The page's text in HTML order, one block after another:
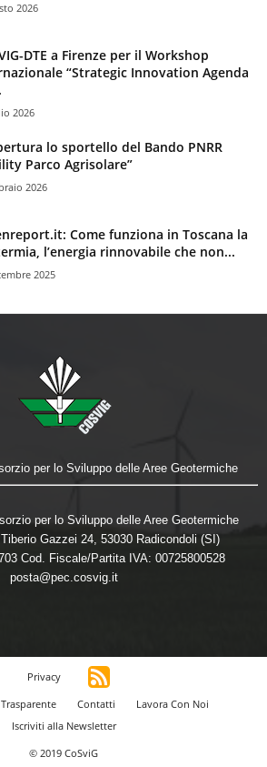
2026
DTE a Firenze per il Workshop
“Strategic Innovation Agenda
2026
lo sportello del Bando PNRR
Parco Agrisolare”
2026
Come funziona in Toscana la
l’energia rinnovabile che non...
2025
per lo Sviluppo delle Aree Geotermiche
per lo Sviluppo delle Aree Geotermiche
Gazzei 24, 53030 Radicondoli (SI)
Cod. Fiscale/Partita IVA: 00725800528
posta@pec.cosvig.it
Privacy
Contatti
Lavora Con Noi
Iscriviti alla Newsletter
© 2019 CoSviG